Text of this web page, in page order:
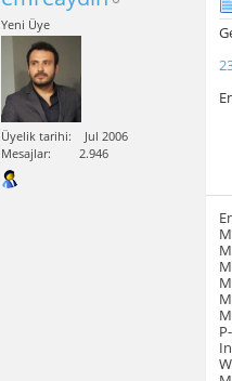
Yeni Üye
Üyelik tarihi
Jul 2006
Mesajlar
2.946